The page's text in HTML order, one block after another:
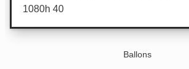
Ballons